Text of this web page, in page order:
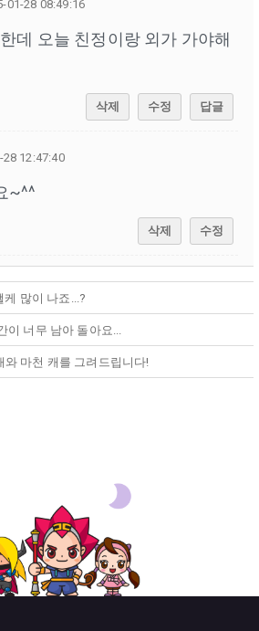
01-28 08:49:16
데 오늘 친정이랑 외가 가야해
삭제 수정 답글
28 12:47:40
~^^
삭제 수정
케 많이 나죠...?
이 너무 남아 돌아요...
와 마천 캐를 그려드립니다!